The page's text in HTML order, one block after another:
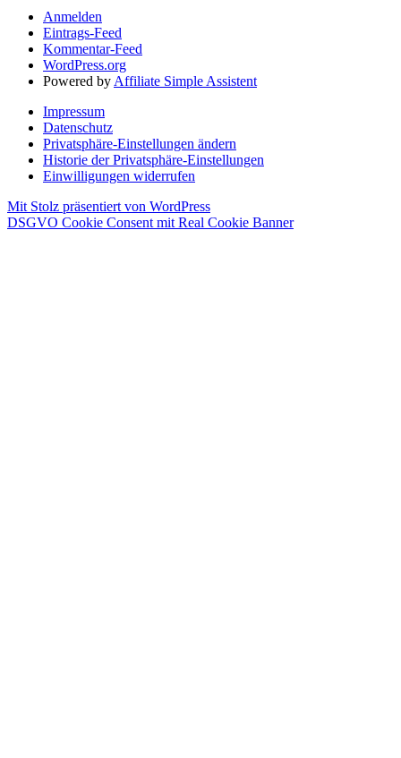
Anmelden
Eintrags-Feed
Kommentar-Feed
WordPress.org
Powered by Affiliate Simple Assistent
Impressum
Datenschutz
Privatsphäre-Einstellungen ändern
Historie der Privatsphäre-Einstellungen
Einwilligungen widerrufen
Mit Stolz präsentiert von WordPress
DSGVO Cookie Consent mit Real Cookie Banner